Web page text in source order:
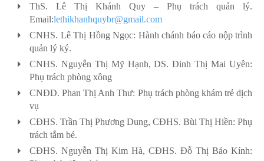
ThS. Lê Thị Khánh Quy – Phụ trách quản lý.
Email:lethikhanhquybr@gmail.com
CNHS. Lê Thị Hồng Ngọc: Hành chánh báo cáo nộp trình
quản lý ký.
CNHS. Nguyễn Thị Mỹ Hạnh, DS. Đinh Thị Mai Uyên:
Phụ trách phòng xông
CNĐD. Phan Thị Anh Thư: Phụ trách phòng khám trẻ dịch
vụ
CĐHS. Trần Thị Phương Dung, CĐHS. Bùi Thị Hiền: Phụ
trách tắm bé.
CĐHS. Nguyễn Thị Kim Hà, CĐHS. Đỗ Thị Bảo Kính: